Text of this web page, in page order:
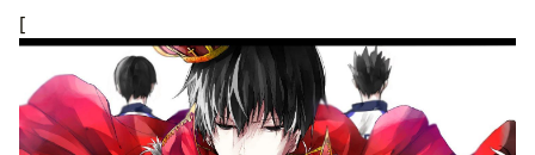
[